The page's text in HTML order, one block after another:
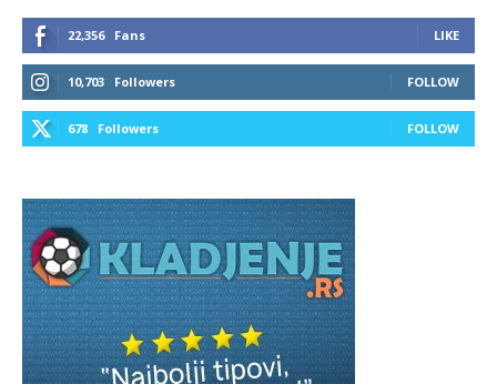
22,356 Fans LIKE
10,703 Followers FOLLOW
678 Followers FOLLOW